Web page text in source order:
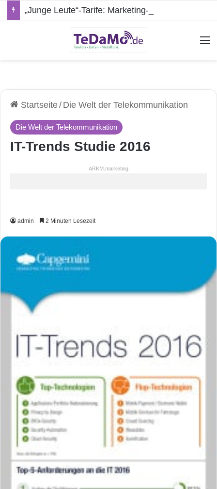
Startseite/ Die Welt der Telekommunikation
Die Welt der Telekommunikation
IT-Trends Studie 2016
ARKM.marketing
admin 2 Minuten Lesezeit